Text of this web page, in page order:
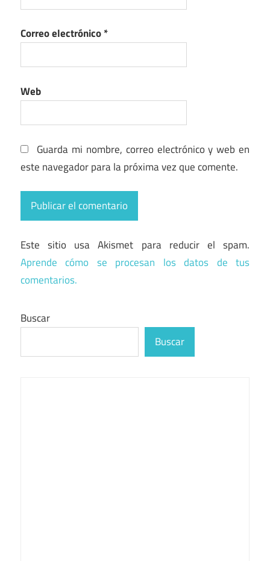
Correo electrónico*
Web
Guarda mi nombre, correo electrónico y web en
este navegador para la próxima vez que comente.
Este sitio usa Akismet para reducir el spam.
Aprende cómo se procesan los datos de tus
comentarios.
Buscar
Buscar